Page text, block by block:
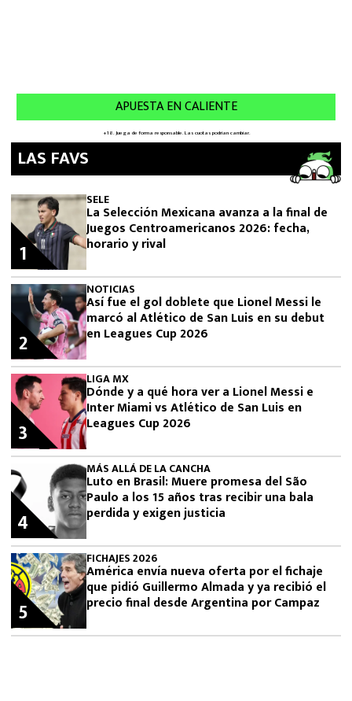
LAS FAVS
SELE
La Selección Mexicana avanza a la final de
Juegos Centroamericanos 2026: fecha,
horario y rival
1
NOTICIAS
Así fue el gol doblete que Lionel Messi le
marcó al Atlético de San Luis en su debut
en Leagues Cup 2026
2
LIGA MX
Dónde y a qué hora ver a Lionel Messi e
Inter Miami vs Atlético de San Luis en
Leagues Cup 2026
3
MÁS ALLÁ DE LA CANCHA
Luto en Brasil: Muere promesa del São
Paulo a los 15 años tras recibir una bala
perdida y exigen justicia
4
FICHAJES 2026
América envía nueva oferta por el fichaje
que pidió Guillermo Almada y ya recibió el
precio final desde Argentina por Campaz
5